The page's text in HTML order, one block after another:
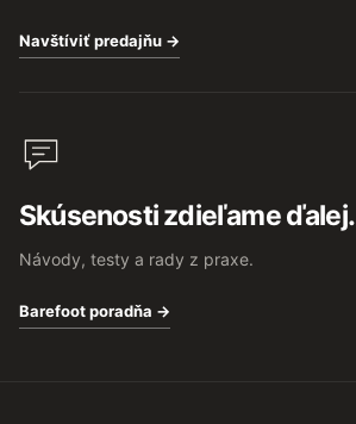
Navštíviť predajňu →
Skúsenosti zdieľame ďalej.
Návody, testy a rady z praxe.
Barefoot poradňa →